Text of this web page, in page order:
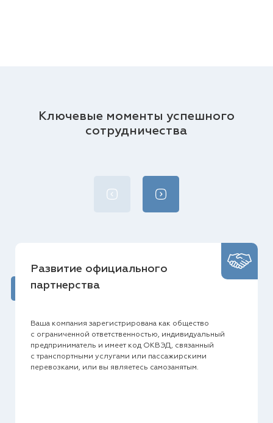
Ключевые моменты успешного
сотрудничества
Развитие официального
партнерства
Ваша компания зарегистрирована как общество
с ограниченной ответственностью, индивидуальный
предприниматель и имеет код ОКВЭД, связанный
с транспортными услугами или пассажирскими
перевозками, или вы являетесь самозанятым.